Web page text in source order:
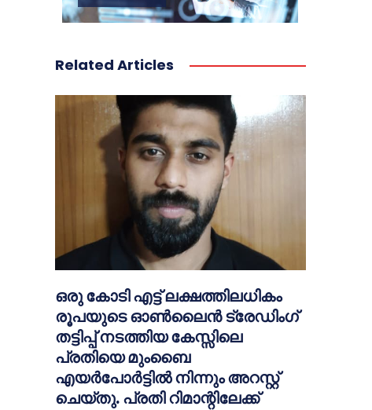
Related Articles
ഒരു കോടി എട്ട് ലക്ഷത്തിലധികം
രൂപയുടെ ഓൺലൈൻ ട്രേഡിംഗ്
തട്ടിപ്പ് നടത്തിയ കേസ്സിലെ
പ്രതിയെ മുംബൈ
എയർപോർട്ടിൽ നിന്നും അറസ്റ്റ്
ചെയ്തു. പ്രതി റിമാന്റിലേക്ക്